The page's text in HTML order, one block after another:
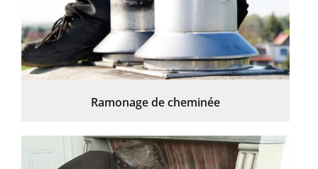
Ramonage de cheminée